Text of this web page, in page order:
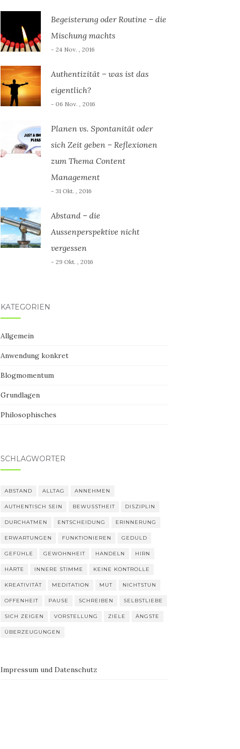
Begeisterung oder Routine – die
Mischung machts
- 24 Nov. , 2016
Authentizität – was ist das
eigentlich?
- 06 Nov. , 2016
Planen vs. Spontanität oder
sich Zeit geben – Reflexionen
zum Thema Content
Management
- 31 Okt. , 2016
Abstand – die
Aussenperspektive nicht
vergessen
- 29 Okt. , 2016
KATEGORIEN
Allgemein
Anwendung konkret
Blogmomentum
Grundlagen
Philosophisches
SCHLAGWÖRTER
ABSTAND ALLTAG ANNEHMEN
AUTHENTISCH SEIN BEWUSSTHEIT DISZIPLIN
DURCHATMEN ENTSCHEIDUNG ERINNERUNG
ERWARTUNGEN FUNKTIONIEREN GEDULD
GEFÜHLE GEWOHNHEIT HANDELN HIRN
HÄRTE INNERE STIMME KEINE KONTROLLE
KREATIVITÄT MEDITATION MUT NICHTSTUN
OFFENHEIT PAUSE SCHREIBEN SELBSTLIEBE
SICH ZEIGEN VORSTELLUNG ZIELE ÄNGSTE
ÜBERZEUGUNGEN
Impressum und Datenschutz